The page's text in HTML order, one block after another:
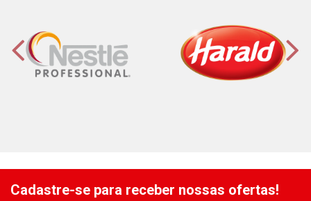
Cadastre-se para receber nossas ofertas!